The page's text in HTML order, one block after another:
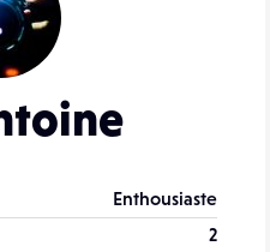
Enthousiaste
2